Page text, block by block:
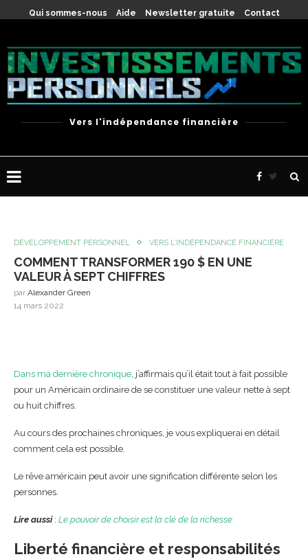
Qui sommes-nous Aide Newsletter gratuite Contact
Vers l'indépendance financière
DÉVELOPPEMENT PERSONNEL VERS L’INDÉPENDANCE FINANCIÈRE
COMMENT TRANSFORMER 190 $ EN UNE
VALEUR À SEPT CHIFFRES
par Alexander Green
14 mars 2022
Dans ma dernière chronique , j’affirmais qu’il était tout à fait possible
pour un Américain ordinaire de se constituer une valeur nette à sept
ou huit chiffres.
Au cours des prochaines chroniques, je vous expliquerai en détail
comment cela est possible.
Le rêve américain peut avoir une signification différente selon les
personnes.
Lire aussi: Le pouvoir de choisir est la clé de la richesse
Liberté financière et responsabilités